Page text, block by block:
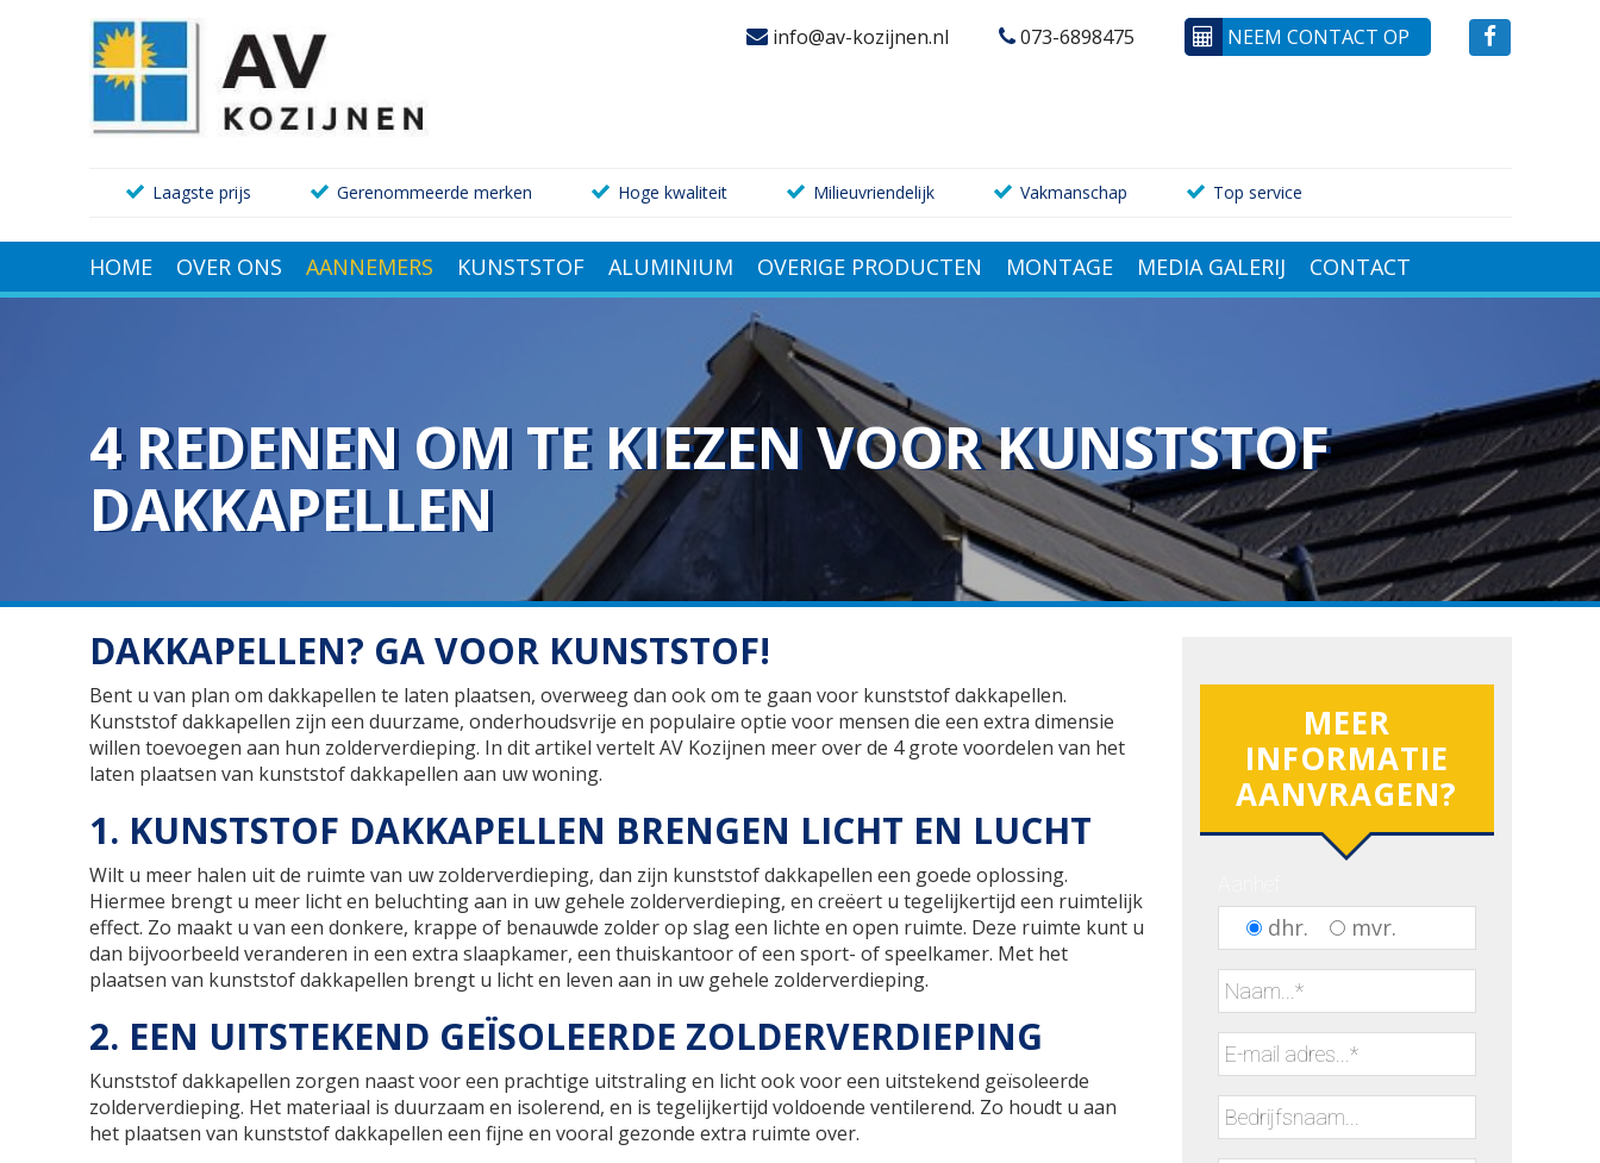
info@av-kozijnen.nl 073-6898475 NEEM CONTACT OP
Laagste prijs Gerenommeerde merken Hoge kwaliteit Milieuvriendelijk Vakmanschap Top service
HOME OVER ONS AANNEMERS KUNSTSTOF ALUMINIUM OVERIGE PRODUCTEN MONTAGE MEDIA GALERIJ CONTACT
4 REDENEN OM TE KIEZEN VOOR KUNSTSTOF
DAKKAPELLEN
DAKKAPELLEN? GA VOOR KUNSTSTOF!
Bent u van plan om dakkapellen te laten plaatsen, overweeg dan ook om te gaan voor kunststof dakkapellen.
Kunststof dakkapellen zijn een duurzame, onderhoudsvrije en populaire optie voor mensen die een extra dimensie
willen toevoegen aan hun zolderverdieping. In dit artikel vertelt AV Kozijnen meer over de 4 grote voordelen van het
laten plaatsen van kunststof dakkapellen aan uw woning.
1. KUNSTSTOF DAKKAPELLEN BRENGEN LICHT EN LUCHT
Wilt u meer halen uit de ruimte van uw zolderverdieping, dan zijn kunststof dakkapellen een goede oplossing.
Hiermee brengt u meer licht en beluchting aan in uw gehele zolderverdieping, en creëert u tegelijkertijd een ruimtelijk
effect. Zo maakt u van een donkere, krappe of benauwde zolder op slag een lichte en open ruimte. Deze ruimte kunt u
dan bijvoorbeeld veranderen in een extra slaapkamer, een thuiskantoor of een sport- of speelkamer. Met het
plaatsen van kunststof dakkapellen brengt u licht en leven aan in uw gehele zolderverdieping.
2. EEN UITSTEKEND GEÏSOLEERDE ZOLDERVERDIEPING
Kunststof dakkapellen zorgen naast voor een prachtige uitstraling en licht ook voor een uitstekend geïsoleerde
zolderverdieping. Het materiaal is duurzaam en isolerend, en is tegelijkertijd voldoende ventilerend. Zo houdt u aan
het plaatsen van kunststof dakkapellen een fijne en vooral gezonde extra ruimte over.
MEER
INFORMATIE
AANVRAGEN?
dhr. mvr.